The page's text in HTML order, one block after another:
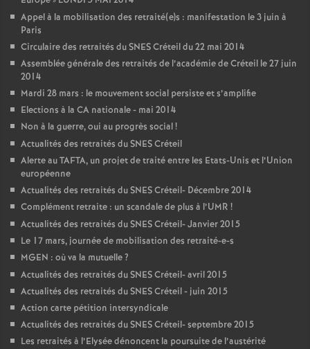
Appel à la mobilisation des retraité(e)s : manifestation le 3 juin à
Paris
Circulaire des retraités duSNESCréteil du 22 mai 2014
Assemblée générale des retraités de l’académie de Créteil le 27 juin
2014
Mardi 28 mars : le mouvement social persiste et s’amplifie
Elections à la CA nationale - mai 2014
Non à la guerre, oui au progrès social!
Actualités des retraités duSNESCréteil
Alerte auTAFTA, un projet de traité entre les Etats-Unis et l’Union
européenne
Actualités des retraités duSNESCréteil- Décembre 2014
Complément retraite : un scandale de plus à l’UMR !
Actualités des retraités duSNESCréteil- Janvier 2015
Le 17 mars, journée de mobilisation des retraité-e-s
MGEN : où va la mutuelle?
Actualités des retraités duSNESCréteil- avril 2015
Actualités des retraités duSNESCréteil - juin 2015
Action carte pétition intersyndicale
Actualités des retraités duSNESCréteil- septembre 2015
Les retraités à l’Elysée dénoncent la poursuite de l’austérité